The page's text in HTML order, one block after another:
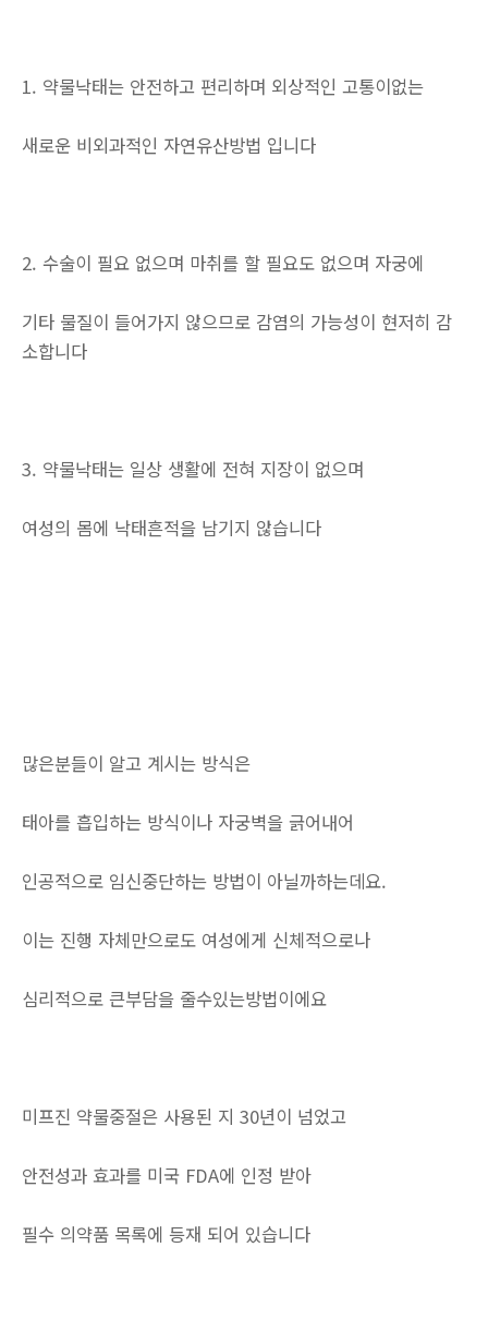
1. 약물낙태는 안전하고 편리하며 외상적인 고통이없는
새로운 비외과적인 자연유산방법 입니다
2. 수술이 필요 없으며 마취를 할 필요도 없으며 자궁에
기타 물질이 들어가지 않으므로 감염의 가능성이 현저히 감
소합니다
3. 약물낙태는 일상 생활에 전혀 지장이 없으며
여성의 몸에 낙태흔적을 남기지 않습니다
많은분들이 알고 계시는 방식은
태아를 흡입하는 방식이나 자궁벽을 긁어내어
인공적으로 임신중단하는 방법이 아닐까하는데요.
이는 진행 자체만으로도 여성에게 신체적으로나
심리적으로 큰부담을 줄수있는방법이에요
미프진 약물중절은 사용된 지 30년이 넘었고
안전성과 효과를 미국 FDA에 인정 받아
필수 의약품 목록에 등재 되어 있습니다